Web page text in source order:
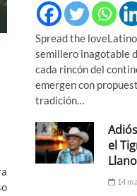
Spread the
semillero inagotable
cada rincón del
emergen con
tradición…
el
14